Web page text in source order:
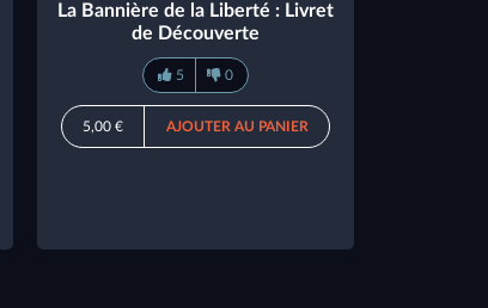
La Bannière de la Liberté : Livret
de Découverte
5 0
5,00 € AJOUTER AU PANIER